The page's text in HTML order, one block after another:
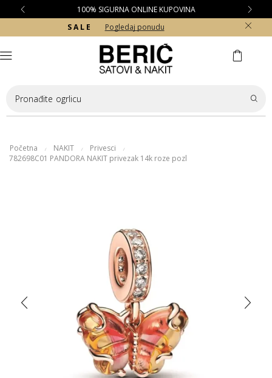
100% SIGURNA ONLINE KUPOVINA
S A L E
Pogledaj ponudu
Pronađite ogrlicu
Početna / NAKIT / Privesci /
782698C01 PANDORA NAKIT privezak 14k roze pozl